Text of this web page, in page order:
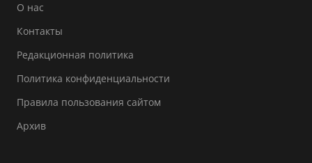
О нас
Контакты
Редакционная политика
Политика конфиденциальности
Правила пользования сайтом
Архив